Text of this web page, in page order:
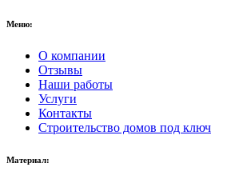
Меню:
О компании
Отзывы
Наши работы
Услуги
Контакты
Строительство домов под ключ
Материал: